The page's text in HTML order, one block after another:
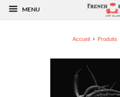
MENU
Accueil Produits